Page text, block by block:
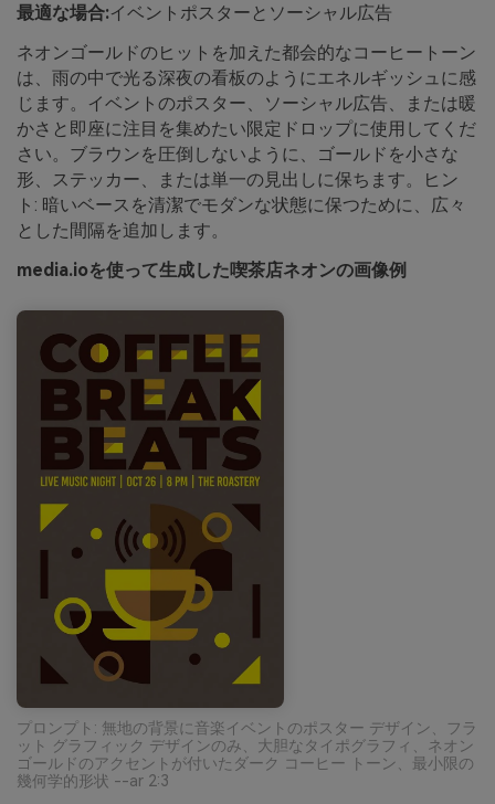
最適な場合:イベントポスターとソーシャル広告
ネオンゴールドのヒットを加えた都会的なコーヒートーン
は、雨の中で光る深夜の看板のようにエネルギッシュに感
じます。イベントのポスター、ソーシャル広告、または暖
かさと即座に注目を集めたい限定ドロップに使用してくだ
さい。ブラウンを圧倒しないように、ゴールドを小さな
形、ステッカー、または単一の見出しに保ちます。ヒン
ト: 暗いベースを清潔でモダンな状態に保つために、広々
とした間隔を追加します。
media.ioを使って生成した喫茶店ネオンの画像例
プロンプト: 無地の背景に音楽イベントのポスター デザイン、フラ
ット グラフィック デザインのみ、大胆なタイポグラフィ、ネオン
ゴールドのアクセントが付いたダーク コーヒー トーン、最小限の
幾何学的形状 --ar 2:3